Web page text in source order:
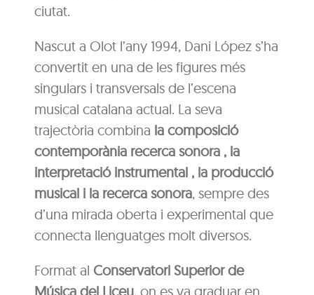
ciutat.
Nascut a Olot l’any 1994, Dani López s’ha
convertit en una de les figures més
singulars i transversals de l’escena
musical catalana actual. La seva
trajectòria combina la composició
contemporània recerca sonora , la
interpretació instrumental , la producció
musical i la recerca sonora, sempre des
d’una mirada oberta i experimental que
connecta llenguatges molt diversos.
Format alConservatori Superior de
Música del Liceu, on es va graduar en